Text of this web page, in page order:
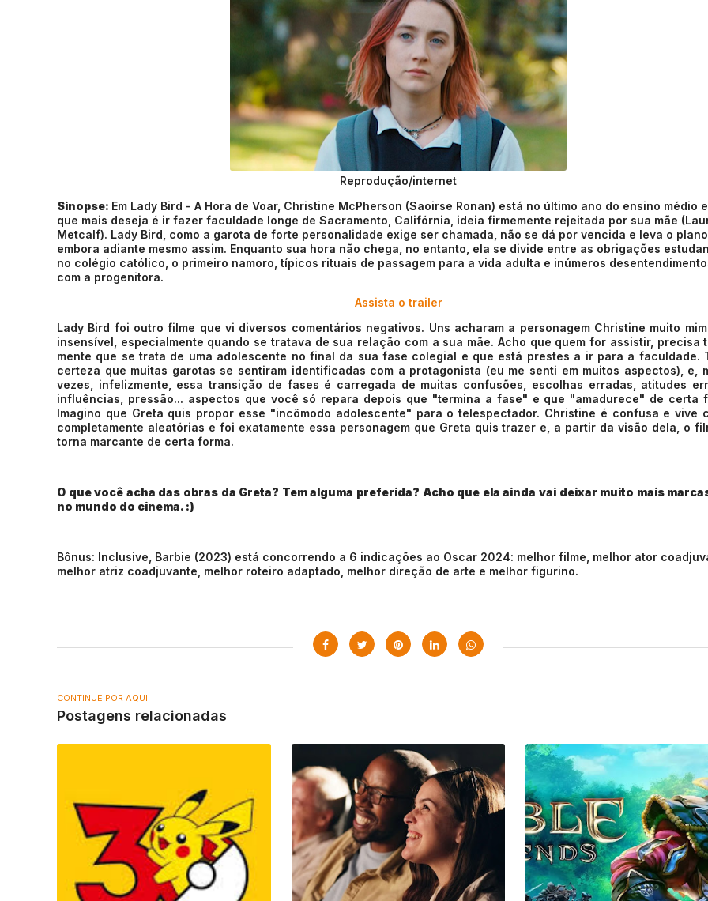
Reprodução/internet
Sinopse: Em Lady Bird - A Hora de Voar, Christine McPherson (Saoirse Ronan) está no último ano do ensino médio
que mais deseja é ir fazer faculdade longe de Sacramento, Califórnia, ideia firmemente rejeitada por sua mãe
Metcalf). Lady Bird, como a garota de forte personalidade exige ser chamada, não se dá por vencida e leva o
embora adiante mesmo assim. Enquanto sua hora não chega, no entanto, ela se divide entre as obrigações
no colégio católico, o primeiro namoro, típicos rituais de passagem para a vida adulta e inúmeros
com a progenitora.
Assista o trailer
Lady Bird foi outro filme que vi diversos comentários negativos. Uns acharam a personagem Christine muito
insensível, especialmente quando se tratava de sua relação com a sua mãe. Acho que quem for assistir, precisa
mente que se trata de uma adolescente no final da sua fase colegial e que está prestes a ir para a faculdade.
certeza que muitas garotas se sentiram identificadas com a protagonista (eu me senti em muitos aspectos), e,
vezes, infelizmente, essa transição de fases é carregada de muitas confusões, escolhas erradas, atitudes
influências, pressão... aspectos que você só repara depois que "termina a fase" e que "amadurece" de certa
Imagino que Greta quis propor esse "incômodo adolescente" para o telespectador. Christine é confusa e vive
completamente aleatórias e foi exatamente essa personagem que Greta quis trazer e, a partir da visão dela, o
torna marcante de certa forma.
O que você acha das obras da Greta? Tem alguma preferida? Acho que ela ainda vai deixar muito mais
no mundo do cinema. :)
Bônus: Inclusive, Barbie (2023) está concorrendo a 6 indicações ao Oscar 2024: melhor filme, melhor ator
melhor atriz coadjuvante, melhor roteiro adaptado, melhor direção de arte e melhor figurino.
CONTINUE POR AQUI
Postagens relacionadas